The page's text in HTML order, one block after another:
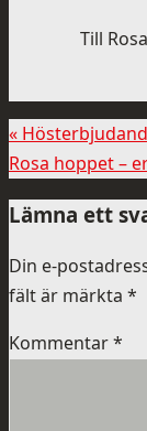
Till
«
Rosa hoppet –
Lämna ett
Din e-
fält är märkta *
Kommentar*